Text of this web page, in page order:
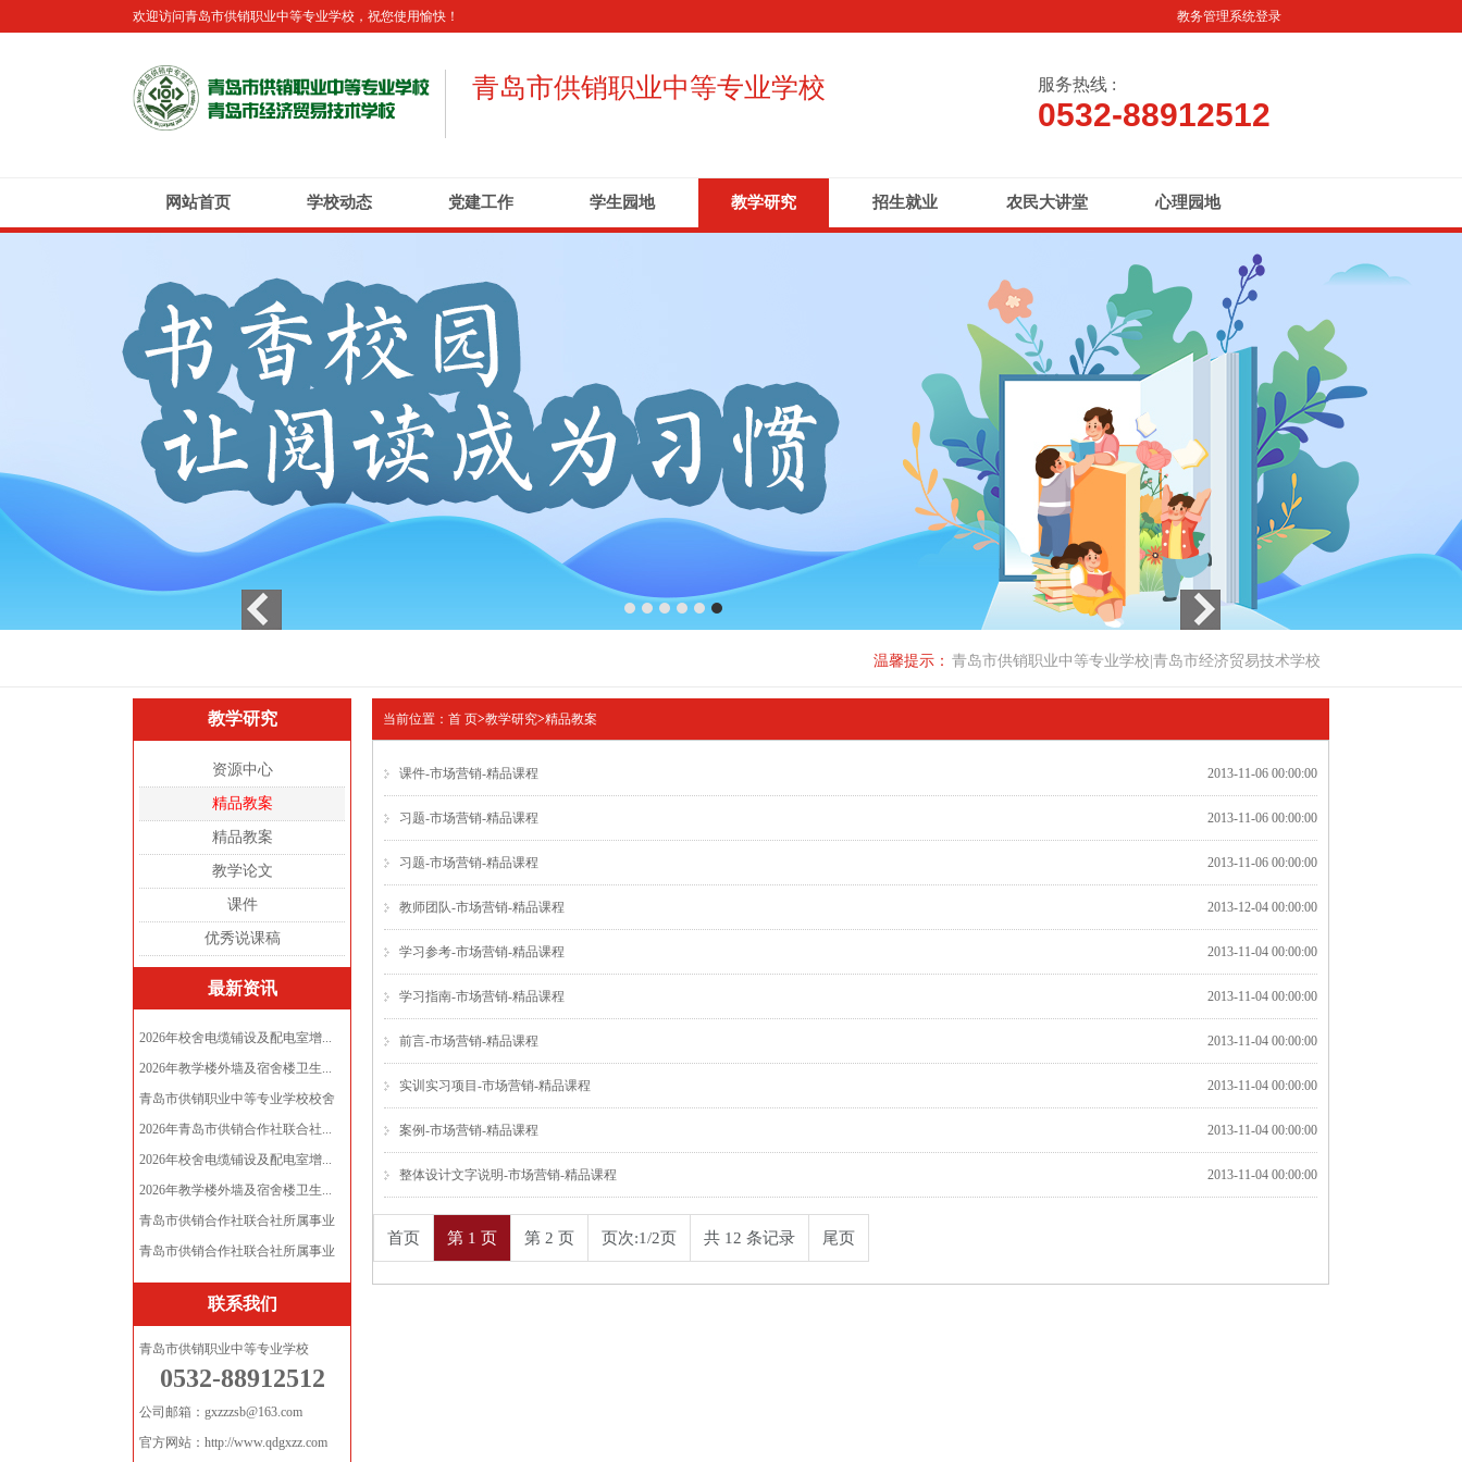
教务管理系统登录
欢迎访问青岛市供销职业中等专业学校，祝您使用愉快！
青岛市供销职业中等专业学校 服务热线 :
0532-88912512
网站首页 学校动态 党建工作 学生园地 教学研究 招生就业 农民大讲堂 心理园地
温馨提示： 青岛市供销职业中等专业学校|青岛市经济贸易技术学校
教学研究
资源中心
精品教案
精品教案
教学论文
课件
优秀说课稿
最新资讯
2026年校舍电缆铺设及配电室增...
2026年教学楼外墙及宿舍楼卫生...
青岛市供销职业中等专业学校校舍
电...
2026年青岛市供销合作社联合社...
2026年校舍电缆铺设及配电室增...
2026年教学楼外墙及宿舍楼卫生...
青岛市供销合作社联合社所属事业
单...
青岛市供销合作社联合社所属事业
单...
联系我们
青岛市供销职业中等专业学校
0532-88912512
公司邮箱：gxzzzsb@163.com
官方网站：http://www.qdgxzz.com
当前位置： 首 页>教学研究>精品教案
课件-市场营销-精品课程 2013-11-06 00:00:00
习题-市场营销-精品课程 2013-11-06 00:00:00
习题-市场营销-精品课程 2013-11-06 00:00:00
教师团队-市场营销-精品课程 2013-12-04 00:00:00
学习参考-市场营销-精品课程 2013-11-04 00:00:00
学习指南-市场营销-精品课程 2013-11-04 00:00:00
前言-市场营销-精品课程 2013-11-04 00:00:00
实训实习项目-市场营销-精品课程 2013-11-04 00:00:00
案例-市场营销-精品课程 2013-11-04 00:00:00
整体设计文字说明-市场营销-精品课程 2013-11-04 00:00:00
首页 第 1 页 第 2 页 页次:1/2页 共 12 条记录 尾页